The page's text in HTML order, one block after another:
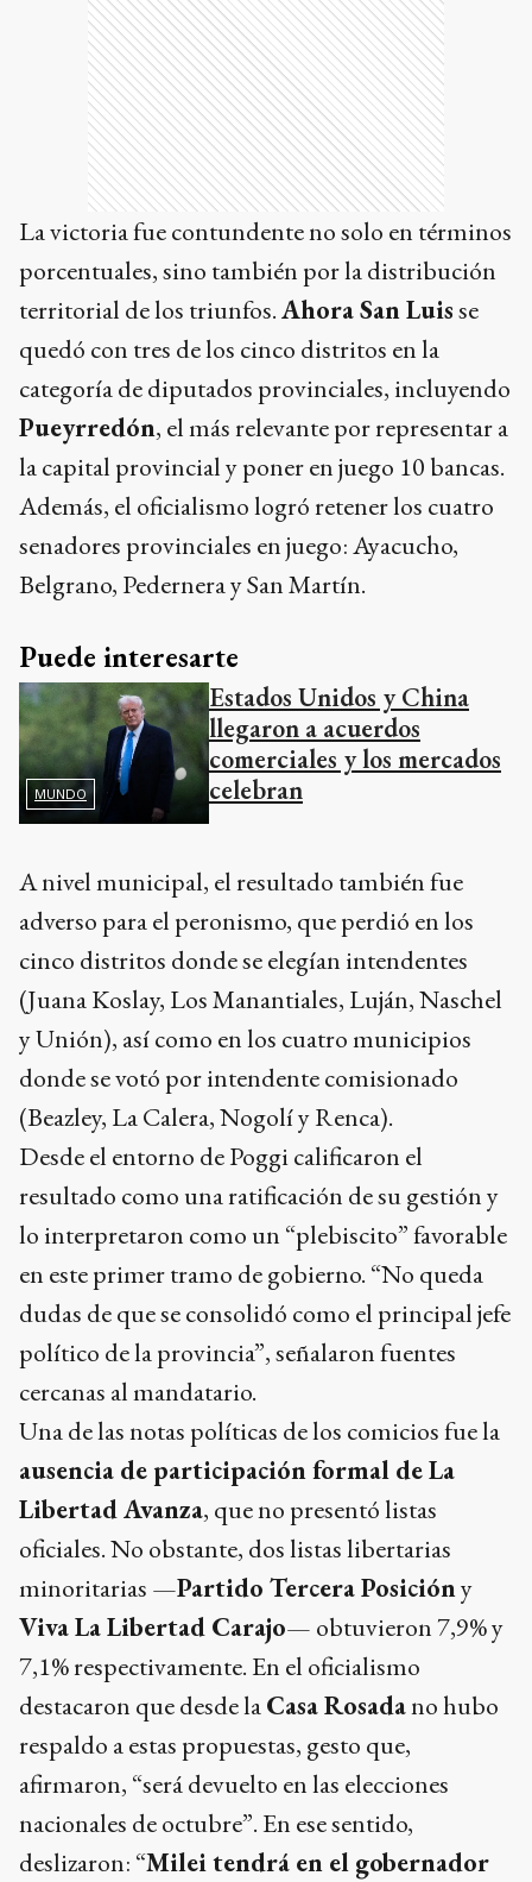
La victoria fue contundente no solo en términos
porcentuales, sino también por la distribución
territorial de los triunfos.Ahora San Luisse
quedó con tres de los cinco distritos en la
categoría de diputados provinciales, incluyendo
Pueyrredón, el más relevante por representar a
la capital provincial y poner en juego 10 bancas.
Además, el oficialismo logró retener los cuatro
senadores provinciales en juego: Ayacucho,
Belgrano, Pedernera y San Martín.
Puede interesarte
MUNDO
Estados Unidos y China
llegaron a acuerdos
comerciales y los mercados
celebran
A nivel municipal, el resultado también fue
adverso para el peronismo, que perdió en los
cinco distritos donde se elegían intendentes
(Juana Koslay, Los Manantiales, Luján, Naschel
y Unión), así como en los cuatro municipios
donde se votó por intendente comisionado
(Beazley, La Calera, Nogolí y Renca).
Desde el entorno de Poggi calificaron el
resultado como una ratificación de su gestión y
lo interpretaron como un “plebiscito” favorable
en este primer tramo de gobierno. “No queda
dudas de que se consolidó como el principal jefe
político de la provincia”, señalaron fuentes
cercanas al mandatario.
Una de las notas políticas de los comicios fue la
ausencia de participación formal de La
Libertad Avanza, que no presentó listas
oficiales. No obstante, dos listas libertarias
minoritarias —Partido Tercera Posicióny
Viva La Libertad Carajo— obtuvieron 7,9% y
7,1% respectivamente. En el oficialismo
destacaron que desde laCasa Rosadano hubo
respaldo a estas propuestas, gesto que,
afirmaron, “será devuelto en las elecciones
nacionales de octubre”. En ese sentido,
deslizaron: “Milei tendrá en el gobernador